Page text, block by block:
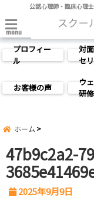
公認心理師・臨床心理
menu
プロフィー
ル
対
セ
お客様の声
ウ
研
ホーム
47b9c2a2-
2025年9月9日